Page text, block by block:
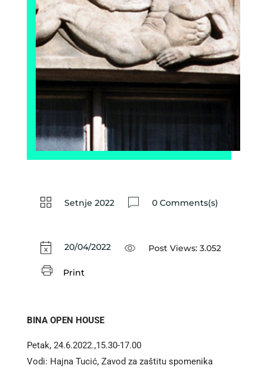
Setnje 2022 0 Comments(s)
20/04/2022 Post Views: 3.052
Print
BINA OPEN HOUSE
Petak, 24.6.2022.,15.30-17.00
Vodi: Hajna Tucić, Zavod za zaštitu spomenika